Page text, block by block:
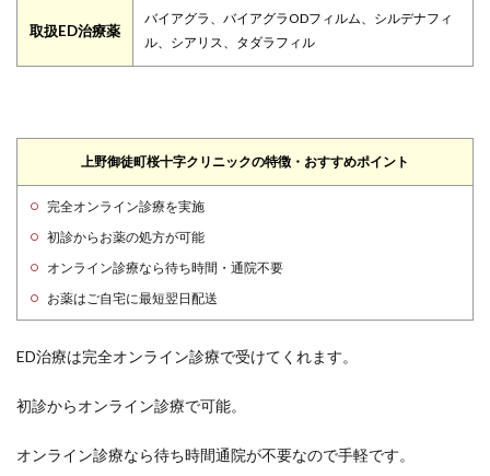
取扱ED治療薬
バイアグラ、バイアグラODフィルム、シルデナフィ
ル、シアリス、タダラフィル
上野御徒町桜十字クリニックの特徴・おすすめポイント
完全オンライン診療を実施
初診からお薬の処方が可能
オンライン診療なら待ち時間・通院不要
お薬はご自宅に最短翌日配送
ED治療は完全オンライン診療で受けてくれます。
初診からオンライン診療で可能。
オンライン診療なら待ち時間通院が不要なので手軽です。